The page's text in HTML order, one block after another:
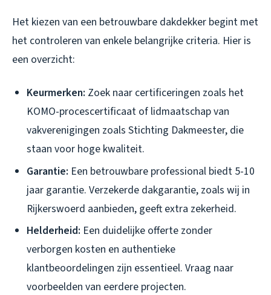
Het kiezen van een betrouwbare dakdekker begint met
het controleren van enkele belangrijke criteria. Hier is
een overzicht:
Keurmerken: Zoek naar certificeringen zoals het
KOMO-procescertificaat of lidmaatschap van
vakverenigingen zoals Stichting Dakmeester, die
staan voor hoge kwaliteit.
Garantie: Een betrouwbare professional biedt 5-10
jaar garantie. Verzekerde dakgarantie, zoals wij in
Rijkerswoerd aanbieden, geeft extra zekerheid.
Helderheid: Een duidelijke offerte zonder
verborgen kosten en authentieke
klantbeoordelingen zijn essentieel. Vraag naar
voorbeelden van eerdere projecten.